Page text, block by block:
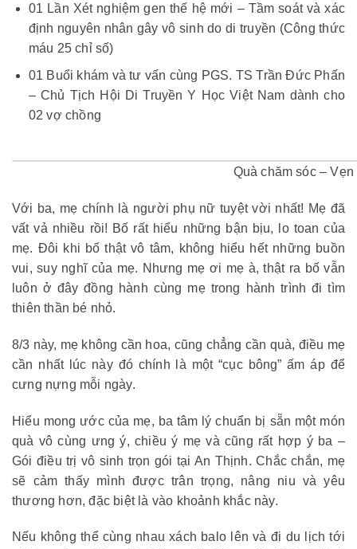
01 Lần Xét nghiệm gen thế hệ mới – Tầm soát và xác
định nguyên nhân gây vô sinh do di truyền (Công thức
máu 25 chỉ số)
01 Buổi khám và tư vấn cùng PGS. TS Trần Đức Phấn
– Chủ Tịch Hội Di Truyền Y Học Việt Nam dành cho
02 vợ chồng
Quà chăm sóc –
Với ba, mẹ chính là người phụ nữ tuyệt vời nhất! Mẹ đã
vất vả nhiều rồi! Bố rất hiểu những bận bịu, lo toan của
mẹ. Đôi khi bố thật vô tâm, không hiểu hết những buồn
vui, suy nghĩ của mẹ. Nhưng mẹ ơi mẹ à, thật ra bố vẫn
luôn ở đây đồng hành cùng mẹ trong hành trình đi tìm
thiên thần bé nhỏ.
8/3 này, mẹ không cần hoa, cũng chẳng cần quà, điều mẹ
cần nhất lúc này đó chính là một “cục bông” ấm áp để
cưng nựng mỗi ngày.
Hiểu mong ước của mẹ, ba tâm lý chuẩn bị sẵn một món
quà vô cùng ưng ý, chiều ý mẹ và cũng rất hợp ý ba –
Gói điều trị vô sinh trọn gói tại An Thịnh. Chắc chắn, mẹ
sẽ cảm thấy mình được trân trọng, nâng niu và yêu
thương hơn, đặc biệt là vào khoảnh khắc này.
Nếu không thể cùng nhau xách balo lên và đi du lịch tới